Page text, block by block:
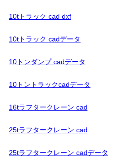
10tトラック cad dxf
10tトラック cadデータ
10トンダンプ cadデータ
10トントラックcadデータ
16tラフタークレーン cad
25tラフタークレーン cad
25tラフタークレーン cadデータ